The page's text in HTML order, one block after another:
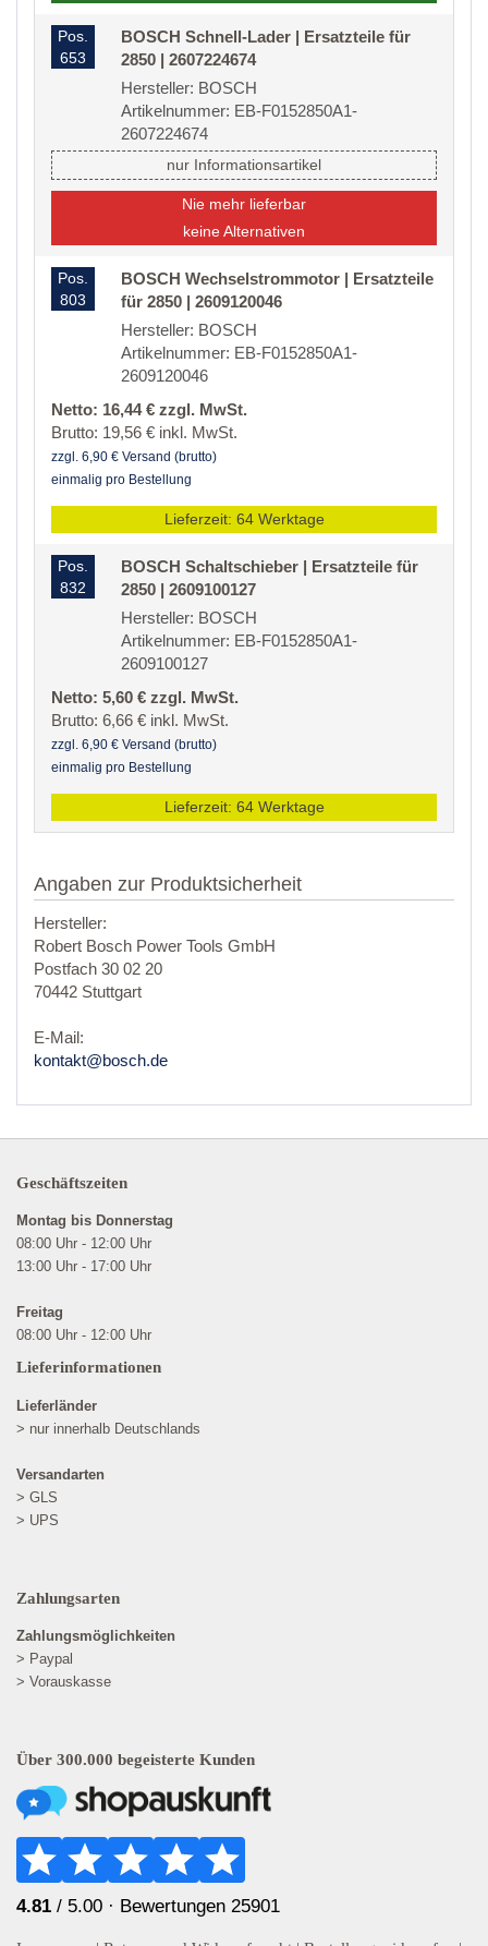
Pos.
653
BOSCH Schnell-Lader | Ersatzteile für
2850 | 2607224674
Hersteller: BOSCH
Artikelnummer: EB-F0152850A1-
2607224674
nur Informationsartikel
Nie mehr lieferbar
keine Alternativen
Pos.
803
BOSCH Wechselstrommotor | Ersatzteile
für 2850 | 2609120046
Hersteller: BOSCH
Artikelnummer: EB-F0152850A1-
2609120046
Netto: 16,44 € zzgl. MwSt.
Brutto: 19,56 € inkl. MwSt.
zzgl. 6,90 € Versand (brutto)
einmalig pro Bestellung
Lieferzeit: 64 Werktage
Pos.
832
BOSCH Schaltschieber | Ersatzteile für
2850 | 2609100127
Hersteller: BOSCH
Artikelnummer: EB-F0152850A1-
2609100127
Netto: 5,60 € zzgl. MwSt.
Brutto: 6,66 € inkl. MwSt.
zzgl. 6,90 € Versand (brutto)
einmalig pro Bestellung
Lieferzeit: 64 Werktage
Angaben zur Produktsicherheit
Hersteller:
Robert Bosch Power Tools GmbH
Postfach 30 02 20
70442 Stuttgart
E-Mail:
kontakt@bosch.de
Geschäftszeiten
Montag bis Donnerstag
08:00 Uhr - 12:00 Uhr
13:00 Uhr - 17:00 Uhr
Freitag
08:00 Uhr - 12:00 Uhr
Lieferinformationen
Lieferländer
> nur innerhalb Deutschlands
Versandarten
> GLS
> UPS
Zahlungsarten
Zahlungsmöglichkeiten
> Paypal
> Vorauskasse
Über 300.000 begeisterte Kunden
4.81 / 5.00 · Bewertungen 25901